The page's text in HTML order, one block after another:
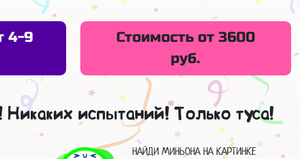
4-9
Стоимость от 3600
руб.
испытаний! Только туса!
НАЙДИ МИНЬОНА НА КАРТИНКЕ